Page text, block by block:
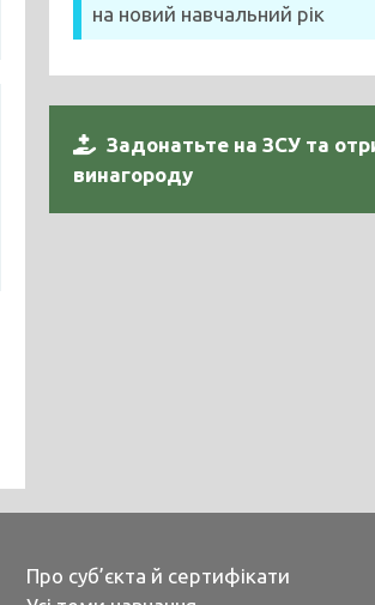
на новий навчальний рік
Задонатьте на ЗСУ та
винагороду
Про суб’єкта й сертифікати